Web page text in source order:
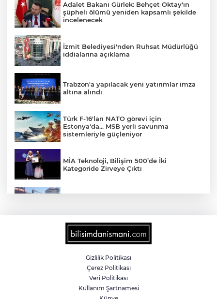
Adalet Bakanı Gürlek: Behçet Oktay'ın
şüpheli ölümü yeniden kapsamlı şekilde
incelenecek
İzmit Belediyesi'nden Ruhsat Müdürlüğü
iddialarına açıklama
Trabzon'a yapılacak yeni yatırımlar imza
altına alındı
Türk F-16'ları NATO görevi için
Estonya'da... MSB yerli savunma
sistemleriyle güçleniyor
MİA Teknoloji, Bilişim 500’de İki
Kategoride Zirveye Çıktı
6 milyon emekliyi ilgilendiriyor... Emekli
aylığı fark ödemeleri 7 Ağustos'ta
Teröristler teslim olmaya devam ediyor...
Hudutlarda 490 kişi yakalandı
Gizlilik Politikası
Çerez Politikası
Veri Politikası
Kullanım Şartnamesi